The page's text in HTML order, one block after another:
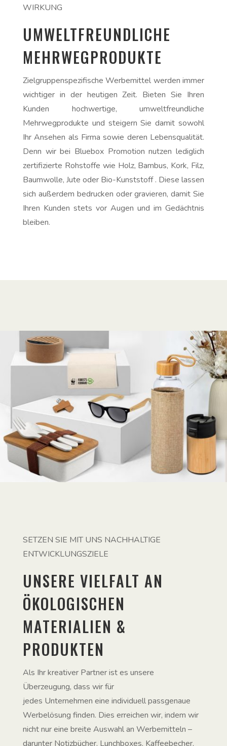
WIRKUNG
UMWELTFREUNDLICHE
MEHRWEGPRODUKTE
Zielgruppenspezifische Werbemittel werden immer
wichtiger in der heutigen Zeit. Bieten Sie Ihren
Kunden hochwertige, umweltfreundliche
Mehrwegprodukte und steigern Sie damit sowohl
Ihr Ansehen als Firma sowie deren Lebensqualität.
Denn wir bei Bluebox Promotion nutzen lediglich
zertifizierte Rohstoffe wie Holz, Bambus, Kork, Filz,
Baumwolle, Jute oder Bio-Kunststoff . Diese lassen
sich außerdem bedrucken oder gravieren, damit Sie
Ihren Kunden stets vor Augen und im Gedächtnis
bleiben.
SETZEN SIE MIT UNS NACHHALTIGE
ENTWICKLUNGSZIELE
UNSERE VIELFALT AN
ÖKOLOGISCHEN
MATERIALIEN &
PRODUKTEN
Als Ihr kreativer Partner ist es unsere
Überzeugung, dass wir für
jedes Unternehmen eine individuell passgenaue
Werbelösung finden. Dies erreichen wir, indem wir
nicht nur eine breite Auswahl an Werbemitteln –
darunter Notizbücher, Lunchboxes, Kaffeebecher,